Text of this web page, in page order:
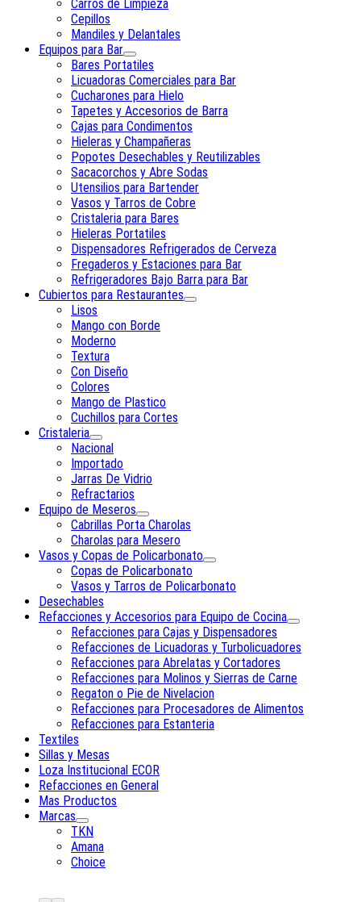
Carros de Limpieza
Cepillos
Mandiles y Delantales
Equipos para Bar
Bares Portatiles
Licuadoras Comerciales para Bar
Cucharones para Hielo
Tapetes y Accesorios de Barra
Cajas para Condimentos
Hieleras y Champañeras
Popotes Desechables y Reutilizables
Sacacorchos y Abre Sodas
Utensilios para Bartender
Vasos y Tarros de Cobre
Cristaleria para Bares
Hieleras Portatiles
Dispensadores Refrigerados de Cerveza
Fregaderos y Estaciones para Bar
Refrigeradores Bajo Barra para Bar
Cubiertos para Restaurantes
Lisos
Mango con Borde
Moderno
Textura
Con Diseño
Colores
Mango de Plastico
Cuchillos para Cortes
Cristaleria
Nacional
Importado
Jarras De Vidrio
Refractarios
Equipo de Meseros
Cabrillas Porta Charolas
Charolas para Mesero
Vasos y Copas de Policarbonato
Copas de Policarbonato
Vasos y Tarros de Policarbonato
Desechables
Refacciones y Accesorios para Equipo de Cocina
Refacciones para Cajas y Dispensadores
Refacciones de Licuadoras y Turbolicuadores
Refacciones para Abrelatas y Cortadores
Refacciones para Molinos y Sierras de Carne
Regaton o Pie de Nivelacion
Refacciones para Procesadores de Alimentos
Refacciones para Estanteria
Textiles
Sillas y Mesas
Loza Institucional ECOR
Refacciones en General
Mas Productos
Marcas
TKN
Amana
Choice